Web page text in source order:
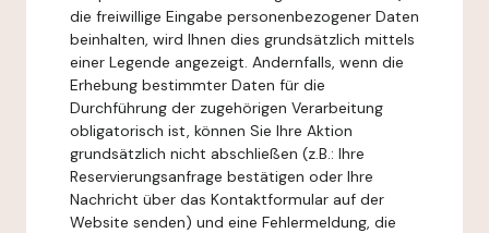
die freiwillige Eingabe personenbezogener Daten
beinhalten, wird Ihnen dies grundsätzlich mittels
einer Legende angezeigt. Andernfalls, wenn die
Erhebung bestimmter Daten für die
Durchführung der zugehörigen Verarbeitung
obligatorisch ist, können Sie Ihre Aktion
grundsätzlich nicht abschließen (z.B.: Ihre
Reservierungsanfrage bestätigen oder Ihre
Nachricht über das Kontaktformular auf der
Website senden) und eine Fehlermeldung, die